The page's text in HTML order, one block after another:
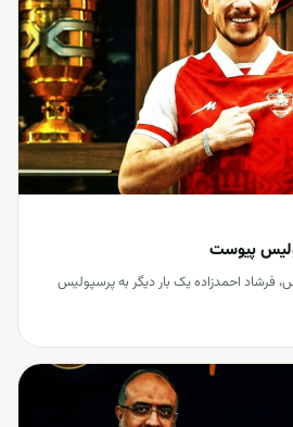
پیوست
فرشاد احمدزاده یک بار دیگر به پرسپولیس